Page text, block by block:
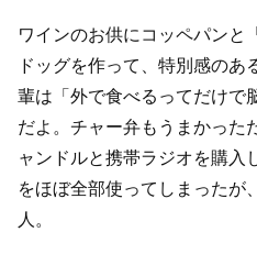
ワインのお供にコッペパンと
ドッグを作って、特別感の
輩は「外で食べるってだけで
だよ。チャー弁もうまかった
ャンドルと携帯ラジオを購入
をほぼ全部使ってしまったが
人。